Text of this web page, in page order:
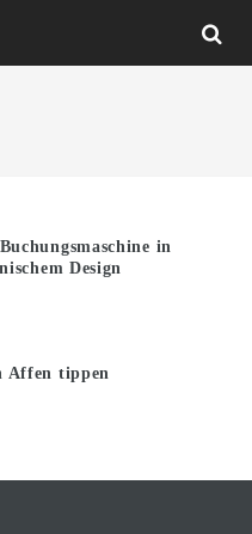
in
Design
Affen tippen